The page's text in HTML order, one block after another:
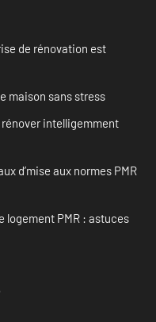
de rénovation est
maison sans stress
intelligemment
d’mise aux normes PMR
logement PMR : astuces